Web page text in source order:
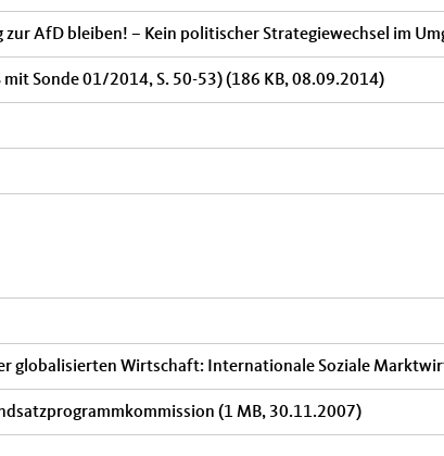
zur AfD bleiben! – Kein politischer Strategiewechsel im
mit Sonde 01/2014, S. 50-53)(186 KB, 08.09.2014)
globalisierten Wirtschaft: Internationale Soziale
(1 MB, 30.11.2007)